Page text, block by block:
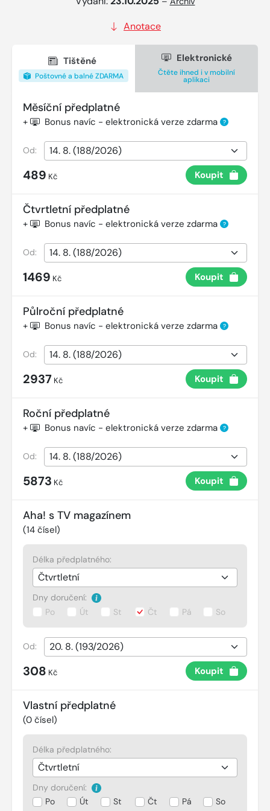
Anotace
Tištěné
Poštovné a balné ZDARMA
Elektronické
Čtěte ihned i v mobilní
aplikaci
Měsíční předplatné
+ Bonus navíc - elektronická verze zdarma ?
Od:
489 Kč Koupit
Čtvrtletní předplatné
+ Bonus navíc - elektronická verze zdarma ?
Od:
1469 Kč Koupit
Půlroční předplatné
+ Bonus navíc - elektronická verze zdarma ?
Od:
2937 Kč Koupit
Roční předplatné
+ Bonus navíc - elektronická verze zdarma ?
Od:
5873 Kč Koupit
Aha! s TV magazínem
(14 čísel)
Délka předplatného:
Dny doručení:
Po
Út St Čt Pá So
Od:
308 Kč Koupit
Vlastní předplatné
(0 čísel)
Délka předplatného:
Dny doručení:
Po
Út St Čt Pá So